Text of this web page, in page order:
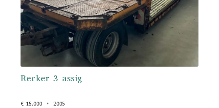
Recker 3 assig
€ 15.000 2005